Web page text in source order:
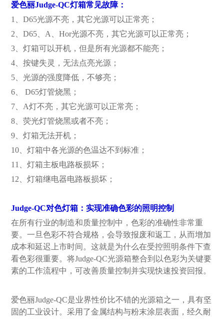
爱色丽Judge-QC灯箱常见故障：
1、D65光源不亮，其它光源可以正常亮；
2、D65、A、Hor光源不亮，其它光源可以正常亮；
3、灯箱可以开机，但是所有光源都不能亮；
4、按键失灵，无法点亮光源；
5、光源的强度降低，不够亮；
6、 D65灯管烧黑；
7、A灯不亮，其它光源可以正常亮；
8、荧光灯管烧黑或者不亮；
9、灯箱无法开机；
10、灯箱中各光源的色温达不到标准；
11、灯箱主板电路板损坏；
12、灯箱继电器电路板损坏；
Judge-QC对色灯箱：实现准确色彩的照明控制
在所有行业的制造和质量控制中，色彩的准确性非常重
要。一旦色彩不符合规格，会导致报废和返工，从而增加
成本和延迟上市时间。这就是为什么在受控照明条件下查
看色彩很重要。将Judge-QC光源箱整合到以色彩为关键要
素的工作流程中，可改善质量控制并实现快速投资回报。
爱色丽Judge-QC是业界性价比不错的光源箱之一，具有坚
固的工业设计。采用了金属结构与粉末涂层表面，经久耐